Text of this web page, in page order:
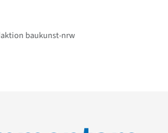
baukunst-nrw